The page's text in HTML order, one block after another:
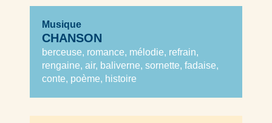
Musique
CHANSON
berceuse, romance, mélodie, refrain,
rengaine, air, baliverne, sornette, fadaise,
conte, poème, histoire